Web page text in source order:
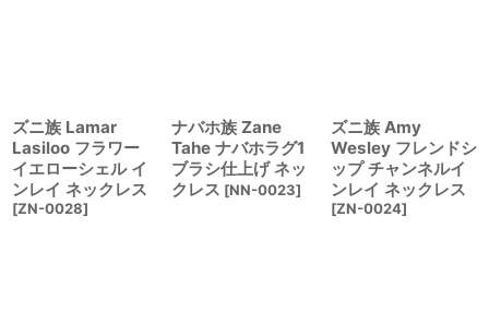
ズニ族 Lamar
Lasiloo フラワー
イエローシェル イ
ンレイ ネックレス
[ZN-0028]
ナバホ族 Zane
Tahe ナバホラグ1
ブラシ仕上げ ネッ
クレス [NN-0023]
ズニ族 Amy
Wesley フレンドシ
ップ チャンネルイ
ンレイ ネックレス
[ZN-0024]